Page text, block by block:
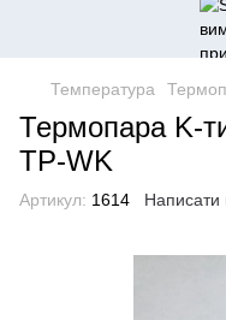
Температура
Термопара K-
TP-WK
Артикул: 1614 Написати